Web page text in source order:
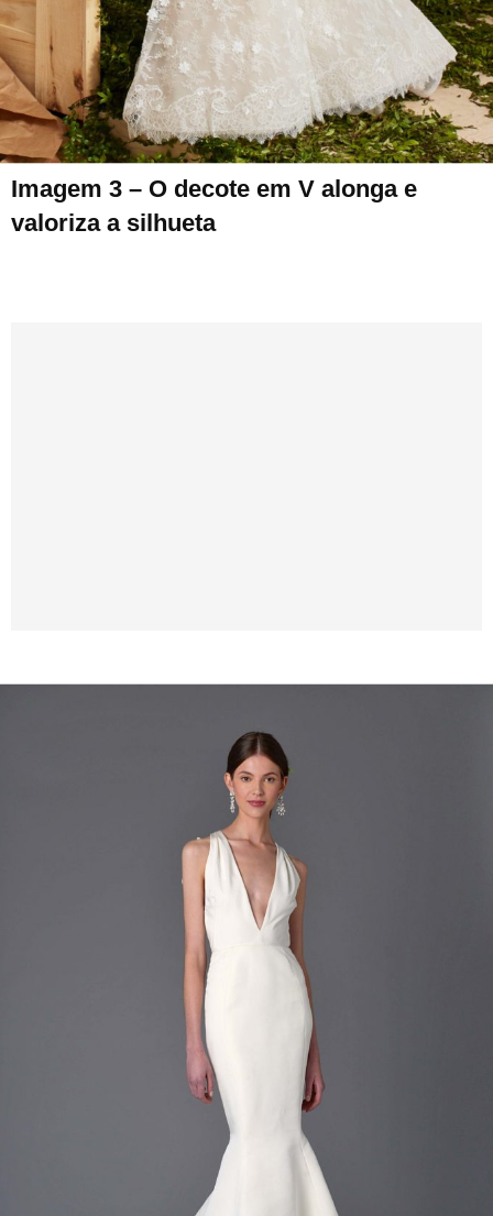
Imagem 3 – O decote em V alonga e
valoriza a silhueta